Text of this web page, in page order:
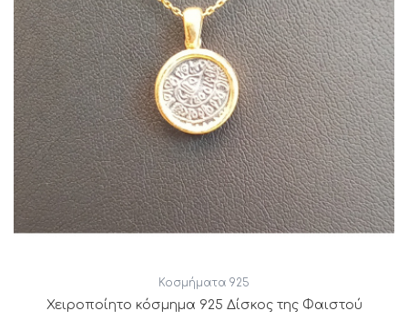
Κοσμήματα 925
Χειροποίητο κόσμημα 925 Δίσκος της Φαιστού